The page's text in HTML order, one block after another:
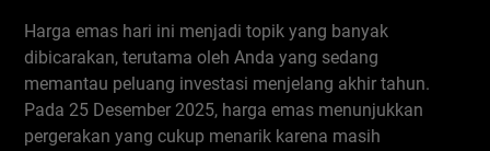
Harga emas hari ini menjadi topik yang banyak
dibicarakan, terutama oleh Anda yang sedang
memantau peluang investasi menjelang akhir tahun.
Pada 25 Desember 2025, harga emas menunjukkan
pergerakan yang cukup menarik karena masih